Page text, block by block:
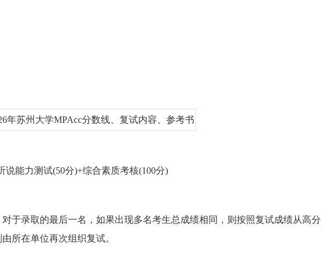
说能力测试(50分)+综合素质考核(100分)
于录取的最后一名，如果出现多名考生总成绩相同，则按照复试成绩从高分
所在单位再次组织复试。